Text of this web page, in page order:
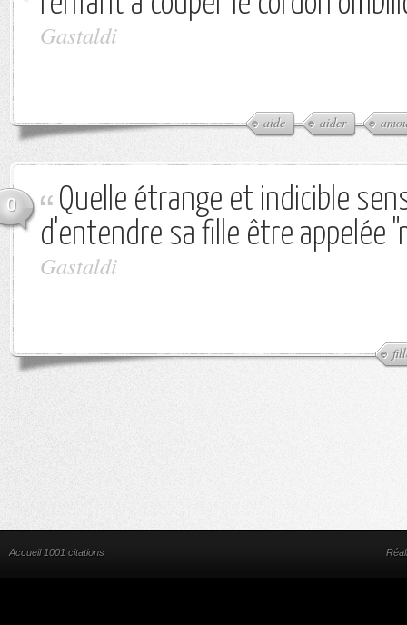
Gastaldi
aide aider
0
Quelle étrange et indicible
d'entendre sa fille être appelée
Gastaldi
Accueil 1001 citations